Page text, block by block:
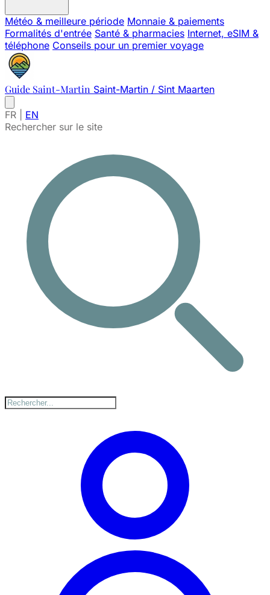
Météo & meilleure période Monnaie & paiements
Formalités d'entrée Santé & pharmacies Internet, eSIM &
téléphone Conseils pour un premier voyage
Guide Saint-Martin Saint-Martin / Sint Maarten
FR
EN
Rechercher sur le site